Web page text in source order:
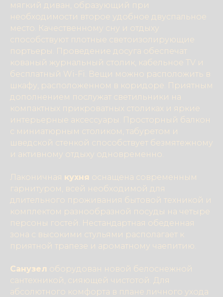
мягкий диван, образующий при
необходимости второе удобное двуспальное
место. Качественному сну и отдыху
способствуют плотные светоизолирующие
портьеры. Проведение досуга обеспечат
кованый журнальный столик, кабельное TV и
бесплатный Wi-Fi. Вещи можно расположить в
шкафу, расположенном в коридоре. Приятным
дополнением послужат светильники на
компактных прикроватных столиках и яркие
интерьерные аксессуары. Просторный балкон
с миниатюрным столиком, табуретом и
шведской стенкой способствует безмятежному
и активному отдыху одновременно.
Лаконичная кухня оснащена современным
гарнитуром, всей необходимой для
длительного проживания бытовой техникой и
комплектом разнообразной посуды на четыре
персоны гостей. Нестандартная обеденная
зона с высокими стульями располагает к
приятной трапезе и ароматному чаепитию.
Санузел оборудован новой белоснежной
сантехникой, сияющей чистотой. Для
абсолютного комфорта в плане личного ухода